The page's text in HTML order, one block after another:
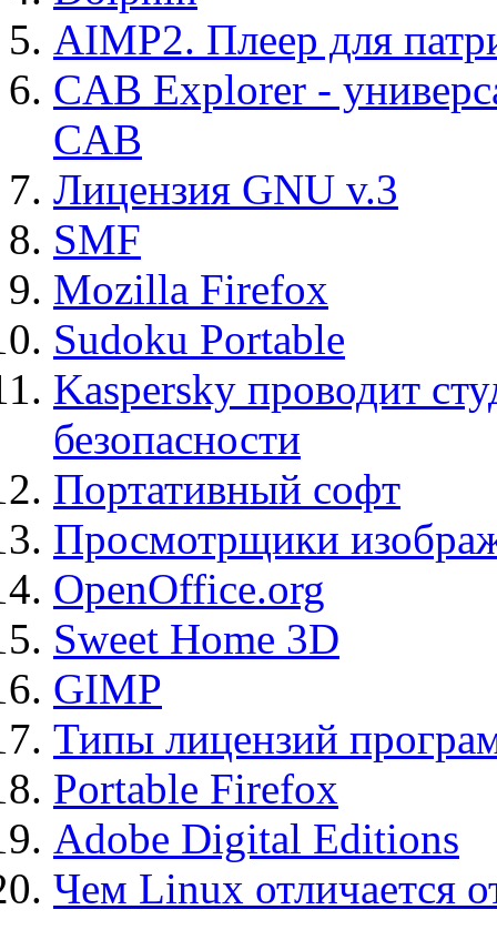
AIMP2. Плеер для
CAB Explorer -
CAB
Лицензия GNU v.3
SMF
Mozilla Firefox
Sudoku Portable
Kaspersky проводит
безопасности
Портативный софт
Просмотрщики
OpenOffice.org
Sweet Home 3D
GIMP
Типы лицензий
Portable Firefox
Adobe Digital Editions
Чем Linux отличается